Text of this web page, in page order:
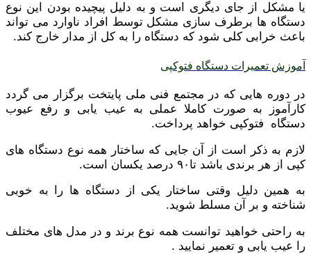
یا مشکل از جای دیگری است و به دلیل پیچیده بودن این نوع
دستگاه ها برطرف سازی مشکل توسط افراد ناوارد می تواند
باعث خرابی کلی شود که دستگاه را به کل از مدار خارج کند.
آموزش تعمیرات دستگاه فتوکپی
در دوره هایی که در مجتمع فنی ملی پایتخت برگزار می گردد
کارآموز به صورت کاملا عملی به عیب یابی و رفع عیوب
دستگاه فتوکپی خواهد پرداخت.
لازم به ذکر است از آن جایی که ساختار همه نوع دستگاه های
کپی از هر برندی باشد تا۹۰ درصد یکسان است.
به همین دلیل وقتی ساختار یکی از دستگاه ها را به خوبی
شناخته و بر آن مسلط شوید.
به راحتی خواهید توانست همه نوع برند و در مدل های مختلف
را عیب یابی و تعمیر نمایید .